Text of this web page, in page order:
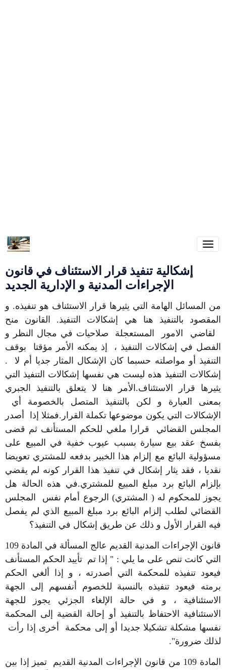
إشكالية تنفيذ قرار الاستئناف في قانون
الإجراءات المدنية و الإدارية الجديد
من المسائل الهامة التي يثيرها قرار الاستئناف هو تنفيذه. و
المقصود بالتنفيذ هنا هي إشكالات التنفيذ. القانون منح
لقاضي الامور المستعجلة صلاحيات في مجال النظر و
الفصل في إشكالات التنفيذ ، إذ يمكنه الأمر مؤقتا بوقف
التنفيذ أو مواصلته حسبما كان الإشكال المثار جديا أم لا .
إشكالات التنفيذ هذه ليست هي نفسها إشكالات التنفيذ التي
يثيرها قرار الاستئناف.الأمر هنا لا يتعلق بالتنفيذ الجبري
بمعنى العبارة و لكن بالتنفيذ المتصل بالخصومة أي
الإشكالات التي يكون موضوعها تكملة القرار.فمثلا إذا أصدر
المجلس القضائي قرارا ملغي للحكم المستأنف ثم قضى
بفسخ عقد بيع سيارة بسبب عيوب خفية في المبيع على
مسؤولية البائع مع إلزام هذا الخبير بدفعه للمشتري تعويضا
نقديا ، فقد يثار إشكال في تنفيذ هذا القرار كونه لم يقضي
بإلزام البائع برد مبلغ المبيع للمشتري.في هذه الحالة هل
يجوز للمحكوم له ( المشتري) الرجوع أمام نفس المجلس
القضائي لطلب إلزام البائع برد مبلغ المبيع الذي لم يفصل
فيه القرار الأول و ذلك عن طريق إشكال في التنفيذ؟
قانون الإجراءات المدنية القديم عالج المسألة في المادة 109
التي كانت تنص على ما يلي : " إذا تم تأييد الحكم المستأنف
فيعود تنفيذه للمحكمة التي أصدرته ، و إذا ألغي الحكم
برمته فيعود تنفيذه بالنسبة للخصوم أنفسهم إلى الجهة
الاستئنافية ، و في حالة الإلغاء الجزئي يجوز للجهة
الاستئنافية الاحتفاظ بالتنفيذ أو إحالة القضية إلى المحكمة
نفسها مشكلة تشكيلا جديدا أو إلى محكمة أخرى إذا رأت
لذلك ضرورة".
المادة 109 من قانون الإجراءات المدنية القديم تميز إذا بين